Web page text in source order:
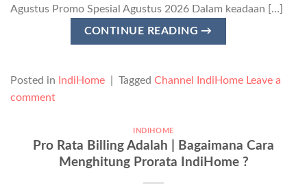
Agustus Promo Spesial Agustus 2026 Dalam keadaan […]
CONTINUE READING →
Posted in IndiHome Tagged Channel IndiHome Leave a
comment
INDIHOME
Pro Rata Billing Adalah | Bagaimana Cara
Menghitung Prorata IndiHome ?